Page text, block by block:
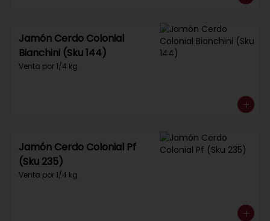
Jamón Cerdo Colonial
Bianchini (Sku 144)
Venta por 1/4 kg.
Jamón Cerdo Colonial Pf
(Sku 235)
Venta por 1/4 kg.